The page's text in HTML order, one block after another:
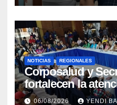
NOTICIAS REGIONALES
Corposalud y
fortalecen la
municipios
06/08/2026 YENDI